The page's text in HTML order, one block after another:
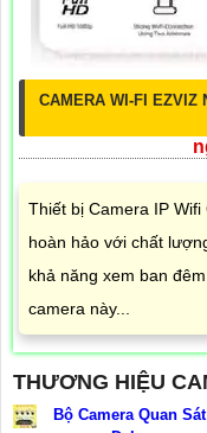
CAMERA WI-FI EZVIZ
Thiết bị Camera IP
hoàn hảo với chất
khả năng xem ban
camera này...
THƯƠNG HIỆU
Bộ Camera Quan Sát